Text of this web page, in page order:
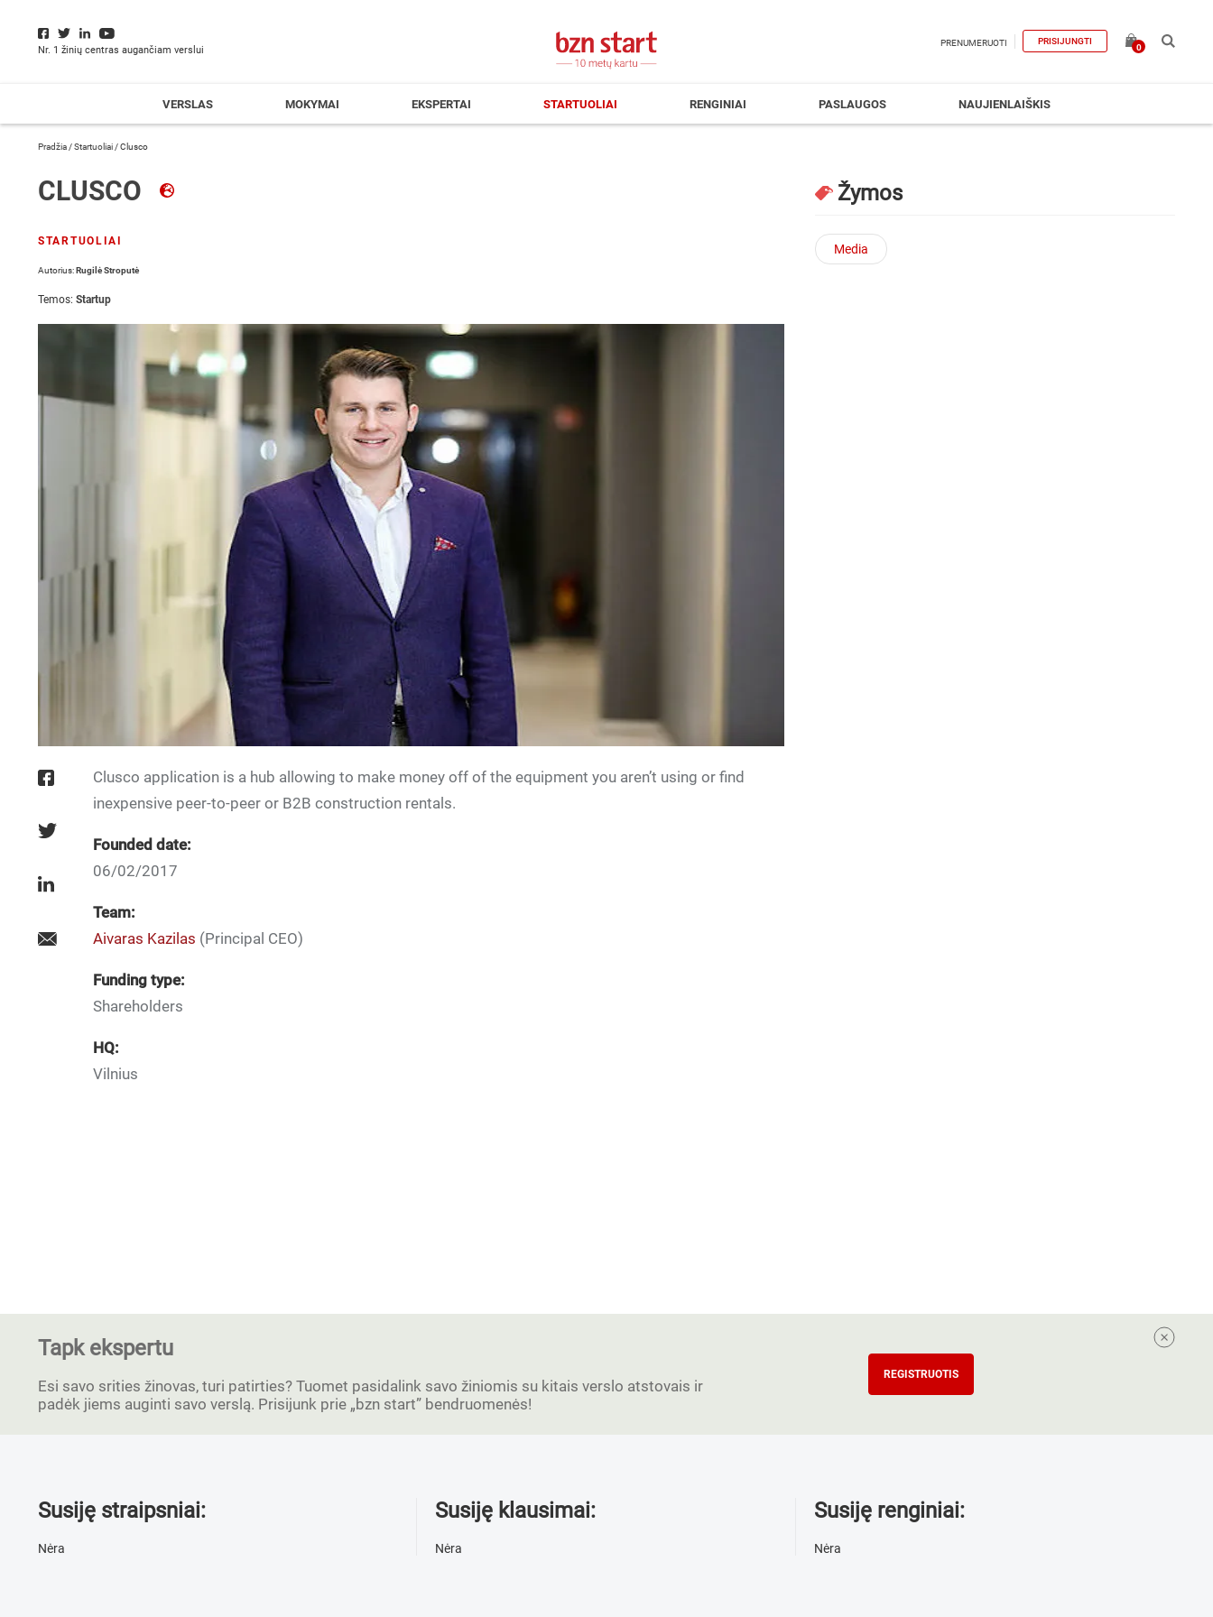
Nr. 1 žinių centras augančiam verslui
PRENUMERUOTI PRISIJUNGTI
0
VERSLAS MOKYMAI EKSPERTAI STARTUOLIAI RENGINIAI PASLAUGOS NAUJIENLAIŠKIS
Pradžia /Startuoliai /Clusco
CLUSCO
STARTUOLIAI
Autorius:Rugilė Stroputė
Temos: Startup
Clusco application is a hub allowing to make money off of the equipment you aren’t using or find
inexpensive peer-to-peer or B2B construction rentals.
Founded date:
06/02/2017
Team:
Aivaras Kazilas (Principal CEO)
Funding type:
Shareholders
HQ:
Vilnius
Žymos
Media
Tapk ekspertu
Esi savo srities žinovas, turi patirties? Tuomet pasidalink savo žiniomis su kitais verslo atstovais ir
padėk jiems auginti savo verslą. Prisijunk prie „bzn start” bendruomenės!
REGISTRUOTIS
Susiję straipsniai:
Nėra
Susiję klausimai:
Nėra
Susiję renginiai:
Nėra